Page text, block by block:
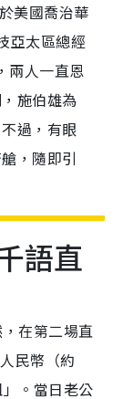
美國喬治華
亞太區總經
兩人一直恩
施伯雄為
過，有眼
，隨即引
語直
在第二場直
民幣（約
。當日老公